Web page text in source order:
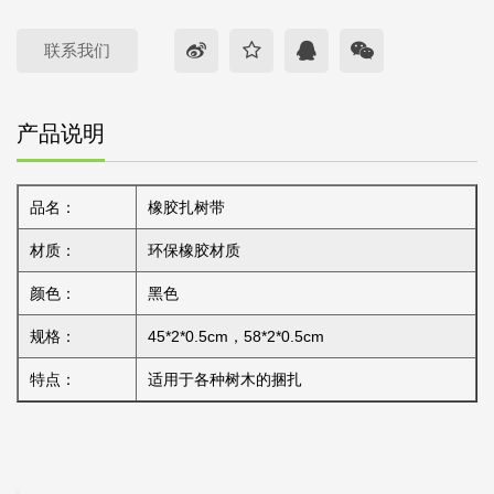
联系我们
产品说明
品名： 橡胶扎树带
材质： 环保橡胶材质
颜色： 黑色
规格： 45*2*0.5cm，58*2*0.5cm
特点： 适用于各种树木的捆扎